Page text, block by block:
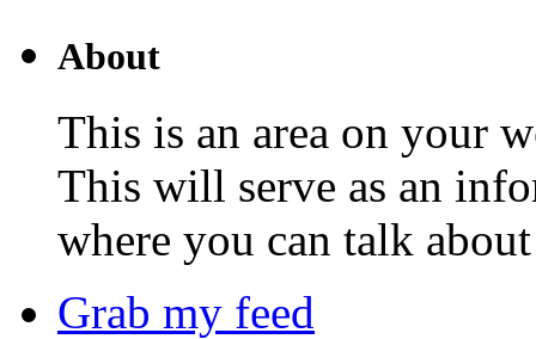
About
This is an area on your
This will serve as an
where you can talk
Grab my feed